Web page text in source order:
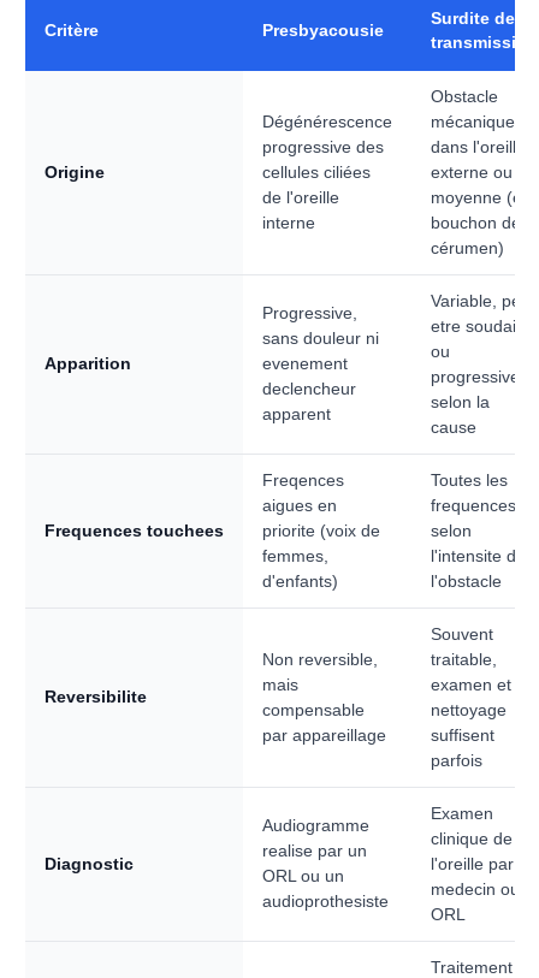
Critère Presbyacousie
Surdite de
transmission
Origine
Dégénérescence
progressive des
cellules ciliées
de l'oreille
interne
Obstacle
mécanique
dans l'oreille
externe ou
moyenne (ex.
bouchon de
cérumen)
Apparition
Progressive,
sans douleur ni
evenement
declencheur
apparent
Variable, peut
etre soudaine
ou
progressive
selon la
cause
Frequences touchees
Freqences
aigues en
priorite (voix de
femmes,
d'enfants)
Toutes les
frequences,
selon
l'intensite de
l'obstacle
Reversibilite
Non reversible,
mais
compensable
par appareillage
Souvent
traitable,
examen et
nettoyage
suffisent
parfois
Diagnostic
Audiogramme
realise par un
ORL ou un
audioprothesiste
Examen
clinique de
l'oreille par un
medecin ou
ORL
Traitement de